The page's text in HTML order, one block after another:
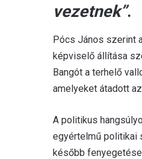
vezetnek”.
Pócs János szerint
képviselő állítása
Bangót a terhelő
amelyeket átadott
A politikus
egyértelmű politikai
később